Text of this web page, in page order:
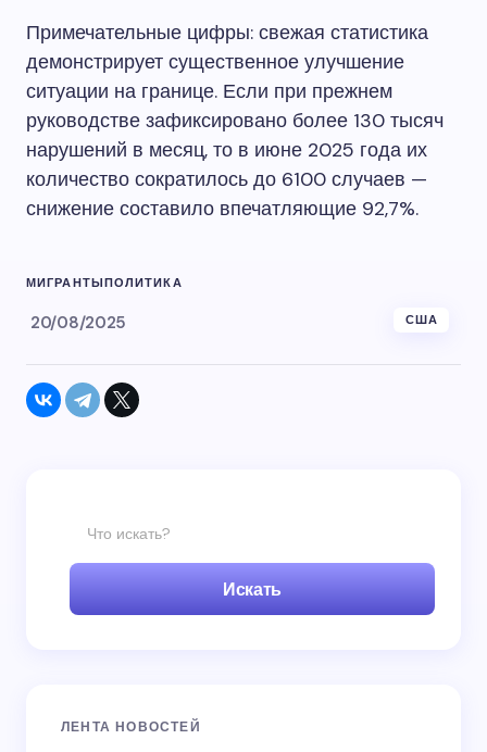
Примечательные цифры: свежая статистика
демонстрирует существенное улучшение
ситуации на границе. Если при прежнем
руководстве зафиксировано более 130 тысяч
нарушений в месяц, то в июне 2025 года их
количество сократилось до 6100 случаев —
снижение составило впечатляющие 92,7%.
МИГРАНТЫПОЛИТИКА
20/08/2025 США
Искать
ЛЕНТА НОВОСТЕЙ